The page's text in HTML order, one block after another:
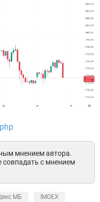
мнением автора.
совпадать с мнением
МБ
IMOEX